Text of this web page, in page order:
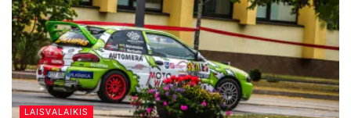
LAISVALAIKIS